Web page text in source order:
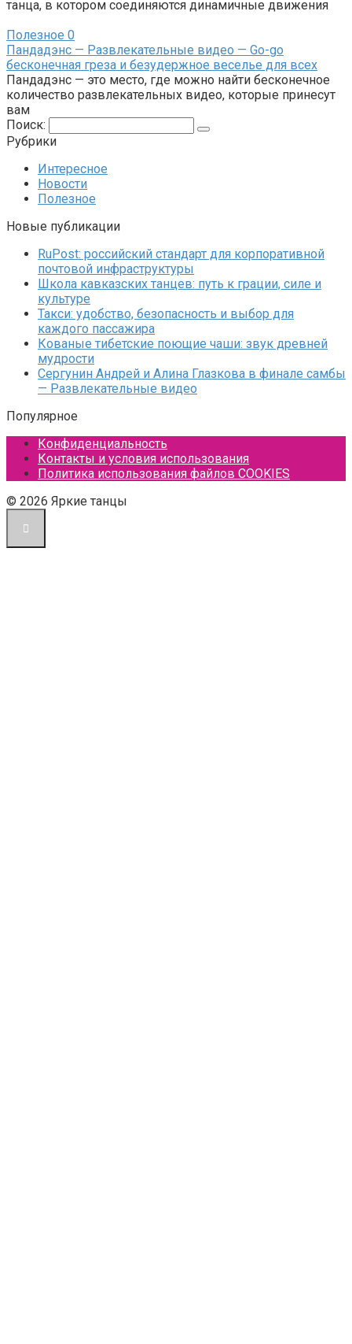
танца, в котором соединяются динамичные движения
Полезное 0
Пандадэнс — Развлекательные видео — Go-go
бесконечная греза и безудержное веселье для всех
Пандадэнс — это место, где можно найти бесконечное
количество развлекательных видео, которые принесут
вам
Поиск:
Рубрики
Интересное
Новости
Полезное
Новые публикации
RuPost: российский стандарт для корпоративной
почтовой инфраструктуры
Школа кавказских танцев: путь к грации, силе и
культуре
Такси: удобство, безопасность и выбор для
каждого пассажира
Кованые тибетские поющие чаши: звук древней
мудрости
Сергунин Андрей и Алина Глазкова в финале самбы
— Развлекательные видео
Популярное
Конфиденциальность
Контакты и условия использования
Политика использования файлов COOKIES
© 2026 Яркие танцы